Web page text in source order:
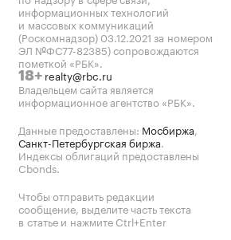
информационных технологий
и массовых коммуникаций
(Роскомнадзор) 03.12.2021 за номером
ЭЛ №ФС77-82385) сопровождаются
пометкой «РБК».
18+ realty@rbc.ru
Владельцем сайта является
информационное агентство «РБК».
Данные предоставлены: Мосбиржа,
Санкт-Петербургская биржа.
Индексы облигаций предоставлены
Cbonds.
Чтобы отправить редакции
сообщение, выделите часть текста
в статье и нажмите Ctrl+Enter